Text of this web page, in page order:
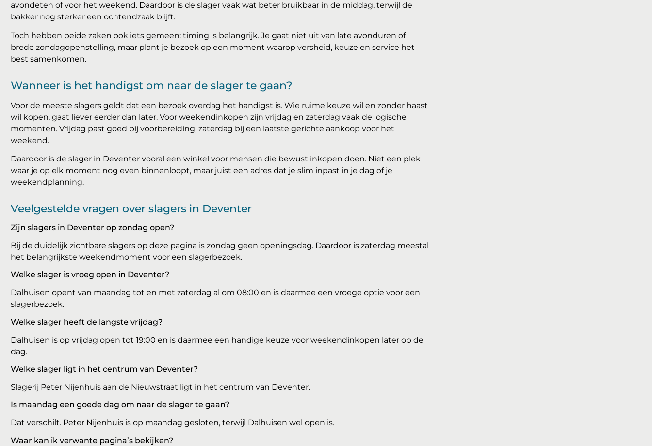
avondeten of voor het weekend. Daardoor is de slager vaak wat beter bruikbaar in de middag, terwijl de
bakker nog sterker een ochtendzaak blijft.
Toch hebben beide zaken ook iets gemeen: timing is belangrijk. Je gaat niet uit van late avonduren of
brede zondagopenstelling, maar plant je bezoek op een moment waarop versheid, keuze en service het
best samenkomen.
Wanneer is het handigst om naar de slager te gaan?
Voor de meeste slagers geldt dat een bezoek overdag het handigst is. Wie ruime keuze wil en zonder haast
wil kopen, gaat liever eerder dan later. Voor weekendinkopen zijn vrijdag en zaterdag vaak de logische
momenten. Vrijdag past goed bij voorbereiding, zaterdag bij een laatste gerichte aankoop voor het
weekend.
Daardoor is de slager in Deventer vooral een winkel voor mensen die bewust inkopen doen. Niet een plek
waar je op elk moment nog even binnenloopt, maar juist een adres dat je slim inpast in je dag of je
weekendplanning.
Veelgestelde vragen over slagers in Deventer
Zijn slagers in Deventer op zondag open?
Bij de duidelijk zichtbare slagers op deze pagina is zondag geen openingsdag. Daardoor is zaterdag meestal
het belangrijkste weekendmoment voor een slagerbezoek.
Welke slager is vroeg open in Deventer?
Dalhuisen opent van maandag tot en met zaterdag al om 08:00 en is daarmee een vroege optie voor een
slagerbezoek.
Welke slager heeft de langste vrijdag?
Dalhuisen is op vrijdag open tot 19:00 en is daarmee een handige keuze voor weekendinkopen later op de
dag.
Welke slager ligt in het centrum van Deventer?
Slagerij Peter Nijenhuis aan de Nieuwstraat ligt in het centrum van Deventer.
Is maandag een goede dag om naar de slager te gaan?
Dat verschilt. Peter Nijenhuis is op maandag gesloten, terwijl Dalhuisen wel open is.
Waar kan ik verwante pagina’s bekijken?